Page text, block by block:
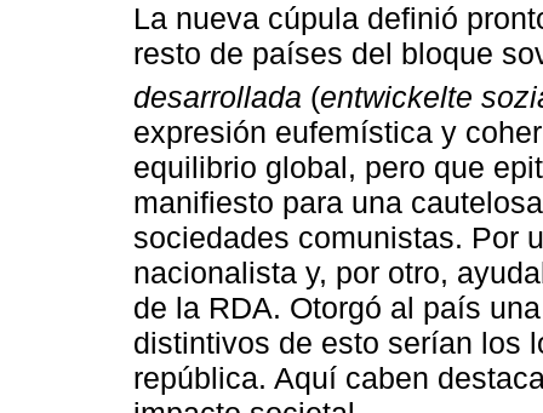
La nueva cúpula definió
resto de países del bloque
desarrollada (entwickelte
expresión eufemística y
equilibrio global, pero que
manifiesto para una
sociedades comunistas. Por
nacionalista y, por otro,
de la RDA. Otorgó al país
distintivos de esto serían los
república. Aquí caben